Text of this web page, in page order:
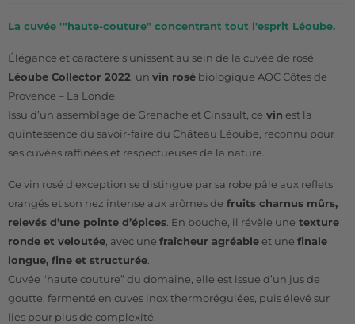
La cuvée '"haute-couture" concentrant tout l'esprit Léoube.
Élégance et caractère s’unissent au sein de la cuvée de rosé
Léoube Collector 2022 , un vin rosé biologique AOC Côtes de
Provence – La Londe.
Issu d’un assemblage de Grenache et Cinsault, ce vin est la
quintessence du savoir-faire du Château Léoube, reconnu pour
ses cuvées raffinées et respectueuses de la nature.
Ce vin rosé d'exception se distingue par sa robe pâle aux reflets
orangés et son nez intense aux arômes de fruits charnus mûrs,
relevés d’une pointe d’épices . En bouche, il révèle une texture
ronde et veloutée , avec une fraîcheur agréableet une finale
longue, fine et structurée
Cuvée “haute couture” du domaine, elle est issue d’un jus de
goutte, fermenté en cuves inox thermorégulées, puis élevé sur
lies pour plus de complexité.